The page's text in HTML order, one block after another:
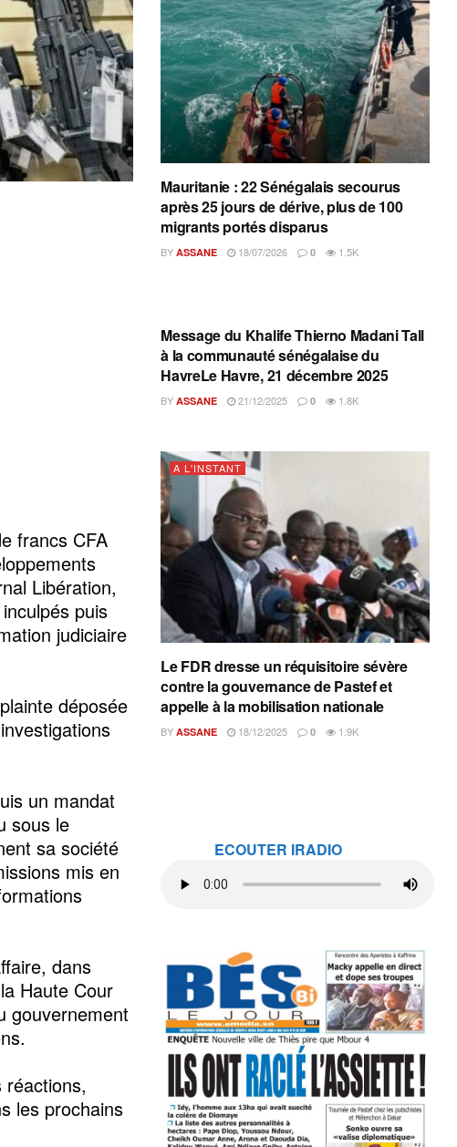
francs CFA
Libération,
puis
judiciaire
déposée
un mandat
sous le
sa société
mis en
dans
Haute Cour
gouvernement
les prochains
Mauritanie : 22 Sénégalais secourus
après 25 jours de dérive, plus de 100
migrants portés disparus
BY ASSANE 18/07/2026 0 1.5K
A L'INSTANT
Message du Khalife Thierno Madani Tall
à la communauté sénégalaise du
HavreLe Havre, 21 décembre 2025
BY ASSANE 21/12/2025 0 1.8K
A L'INSTANT
Le FDR dresse un réquisitoire sévère
contre la gouvernance de Pastef et
appelle à la mobilisation nationale
BY ASSANE 18/12/2025 0 1.9K
ECOUTER IRADIO